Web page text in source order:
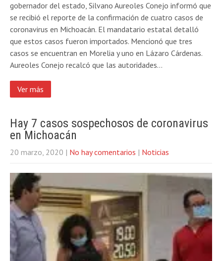
gobernador del estado, Silvano Aureoles Conejo informó que
se recibió el reporte de la confirmación de cuatro casos de
coronavirus en Michoacán. El mandatario estatal detalló
que estos casos fueron importados. Mencionó que tres
casos se encuentran en Morelia y uno en Lázaro Cárdenas.
Aureoles Conejo recalcó que las autoridades…
Ver más
Hay 7 casos sospechosos de coronavirus
en Michoacán
20 marzo, 2020 | No hay comentarios | Noticias